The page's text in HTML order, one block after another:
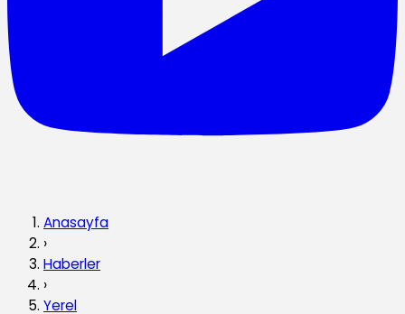
Anasayfa
›
Haberler
›
Yerel